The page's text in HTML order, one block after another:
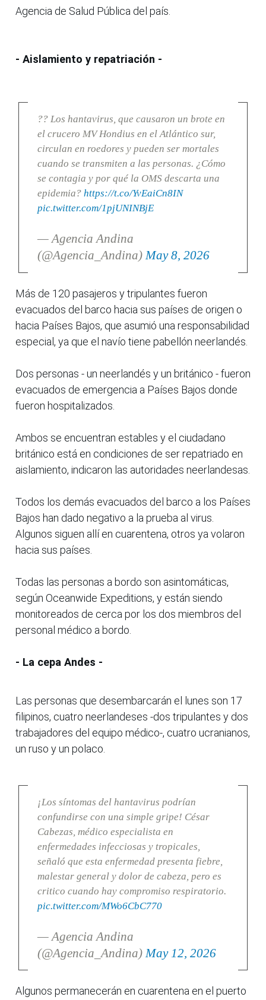
Agencia de Salud Pública del país.
- Aislamiento y repatriación -
?? Los hantavirus, que causaron un brote en
el crucero MV Hondius en el Atlántico sur,
circulan en roedores y pueden ser mortales
cuando se transmiten a las personas. ¿Cómo
se contagia y por qué la OMS descarta una
epidemia? https://t.co/YvEaiCn8IN
pic.twitter.com/1pjUNINBjE
— Agencia Andina
(@Agencia_Andina)May 8, 2026
Más de 120 pasajeros y tripulantes fueron
evacuados del barco hacia sus países de origen o
hacia Países Bajos, que asumió una responsabilidad
especial, ya que el navío tiene pabellón neerlandés.
Dos personas - un neerlandés y un británico - fueron
evacuados de emergencia a Países Bajos donde
fueron hospitalizados.
Ambos se encuentran estables y el ciudadano
británico está en condiciones de ser repatriado en
aislamiento, indicaron las autoridades neerlandesas.
Todos los demás evacuados del barco a los Países
Bajos han dado negativo a la prueba al virus.
Algunos siguen allí en cuarentena, otros ya volaron
hacia sus países.
Todas las personas a bordo son asintomáticas,
según Oceanwide Expeditions, y están siendo
monitoreados de cerca por los dos miembros del
personal médico a bordo.
- La cepa Andes -
Las personas que desembarcarán el lunes son 17
filipinos, cuatro neerlandeses -dos tripulantes y dos
trabajadores del equipo médico-, cuatro ucranianos,
un ruso y un polaco.
¡Los síntomas del hantavirus podrían
confundirse con una simple gripe! César
Cabezas, médico especialista en
enfermedades infecciosas y tropicales,
señaló que esta enfermedad presenta fiebre,
malestar general y dolor de cabeza, pero es
critico cuando hay compromiso respiratorio.
pic.twitter.com/MWo6CbC770
— Agencia Andina
(@Agencia_Andina) May 12, 2026
Algunos permanecerán en cuarentena en el puerto